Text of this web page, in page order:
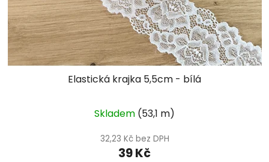
Elastická krajka 5,5cm - bílá
Skladem (53,1 m)
32,23 Kč bez DPH
39 Kč